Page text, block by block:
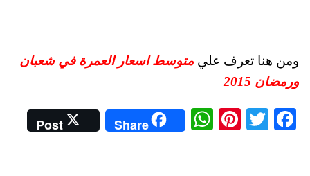
ومن هنا تعرف علي متوسط اسعار العمرة في شعبان
ورمضان 2015
Fa
T
Pi
W
ha
Share
Post